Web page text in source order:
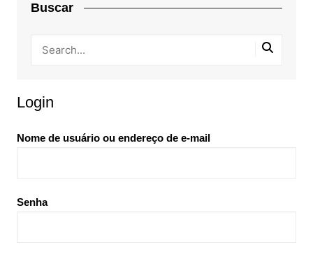
Buscar
Login
Nome de usuário ou endereço de e-mail
Senha